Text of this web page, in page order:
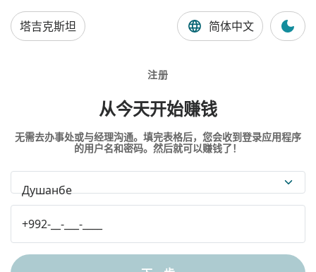
塔吉克斯坦 简体中文
注册
从今天开始赚钱
无需去办事处或与经理沟通。填完表格后，您会收到登录应用程序
的用户名和密码。然后就可以赚钱了！
Душанбе